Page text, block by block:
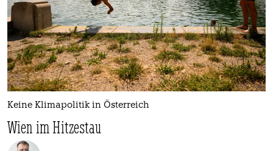
Keine Klimapolitik in Österreich
Wien im Hitzestau